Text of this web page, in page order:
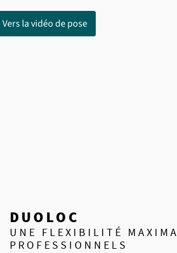
Vers la vidéo de pose
DUOLOC
UNE FLEXIBILITÉ
PROFESSIONNELS